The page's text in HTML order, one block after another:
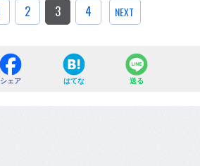
2 3 4 NEXT
シェア はてな 送る